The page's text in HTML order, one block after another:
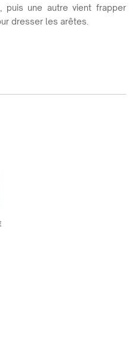
puis une autre vient frapper
dresser les arêtes.